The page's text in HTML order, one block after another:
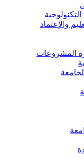
والإعتماد
المشروعات